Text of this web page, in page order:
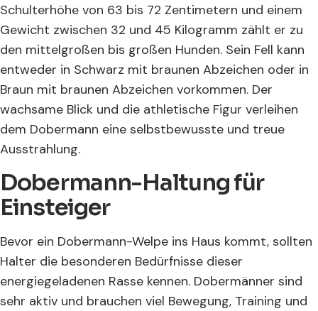
Schulterhöhe von 63 bis 72 Zentimetern und einem
Gewicht zwischen 32 und 45 Kilogramm zählt er zu
den mittelgroßen bis großen Hunden. Sein Fell kann
entweder in Schwarz mit braunen Abzeichen oder in
Braun mit braunen Abzeichen vorkommen. Der
wachsame Blick und die athletische Figur verleihen
dem Dobermann eine selbstbewusste und treue
Ausstrahlung.
Dobermann-Haltung für
Einsteiger
Bevor ein Dobermann-Welpe ins Haus kommt, sollten
Halter die besonderen Bedürfnisse dieser
energiegeladenen Rasse kennen. Dobermänner sind
sehr aktiv und brauchen viel Bewegung, Training und